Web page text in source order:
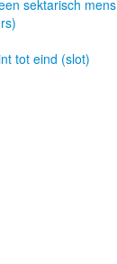
sektarisch mens
tot eind (slot)